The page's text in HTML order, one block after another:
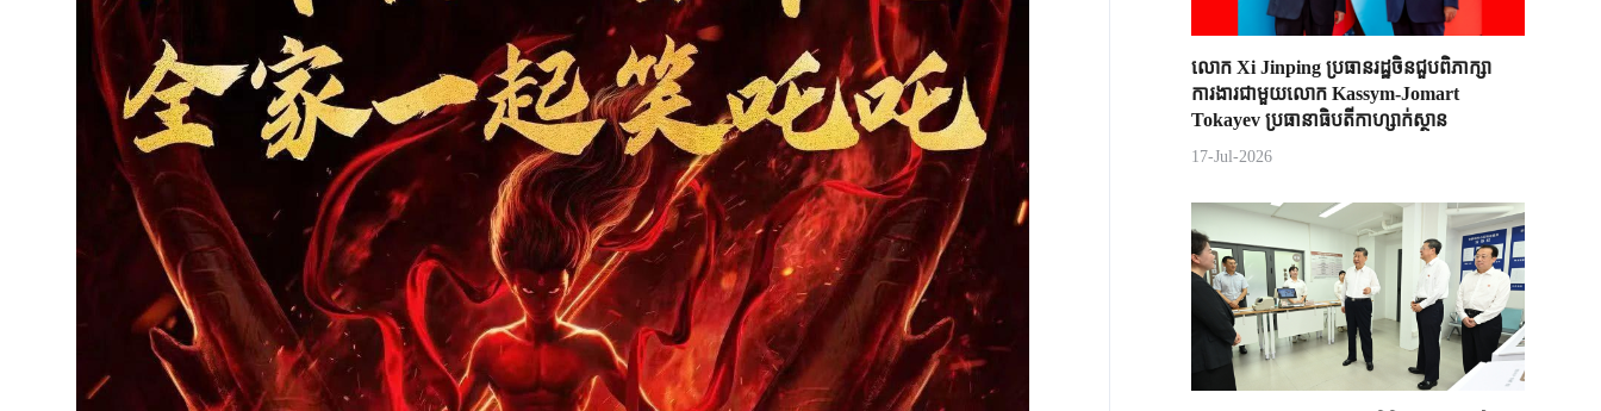
លោក Xi Jinping ប្រធានរដ្ឋចិន​ជួបពិភាក្សា​
ការងារជាមួយ​លោក Kassym-Jomart ​
Tokayev ​ប្រធានាធិបតី​កាហ្សាក់ស្ថាន​
17-Jul-2026